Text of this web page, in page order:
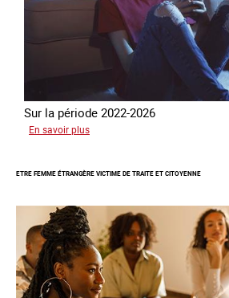
Sur la période 2022-2026
En savoir plus
publie
quatrième
rapport
sur
la
France
ETRE FEMME ÉTRANGÈRE VICTIME DE TRAITE ET CITOYENNE